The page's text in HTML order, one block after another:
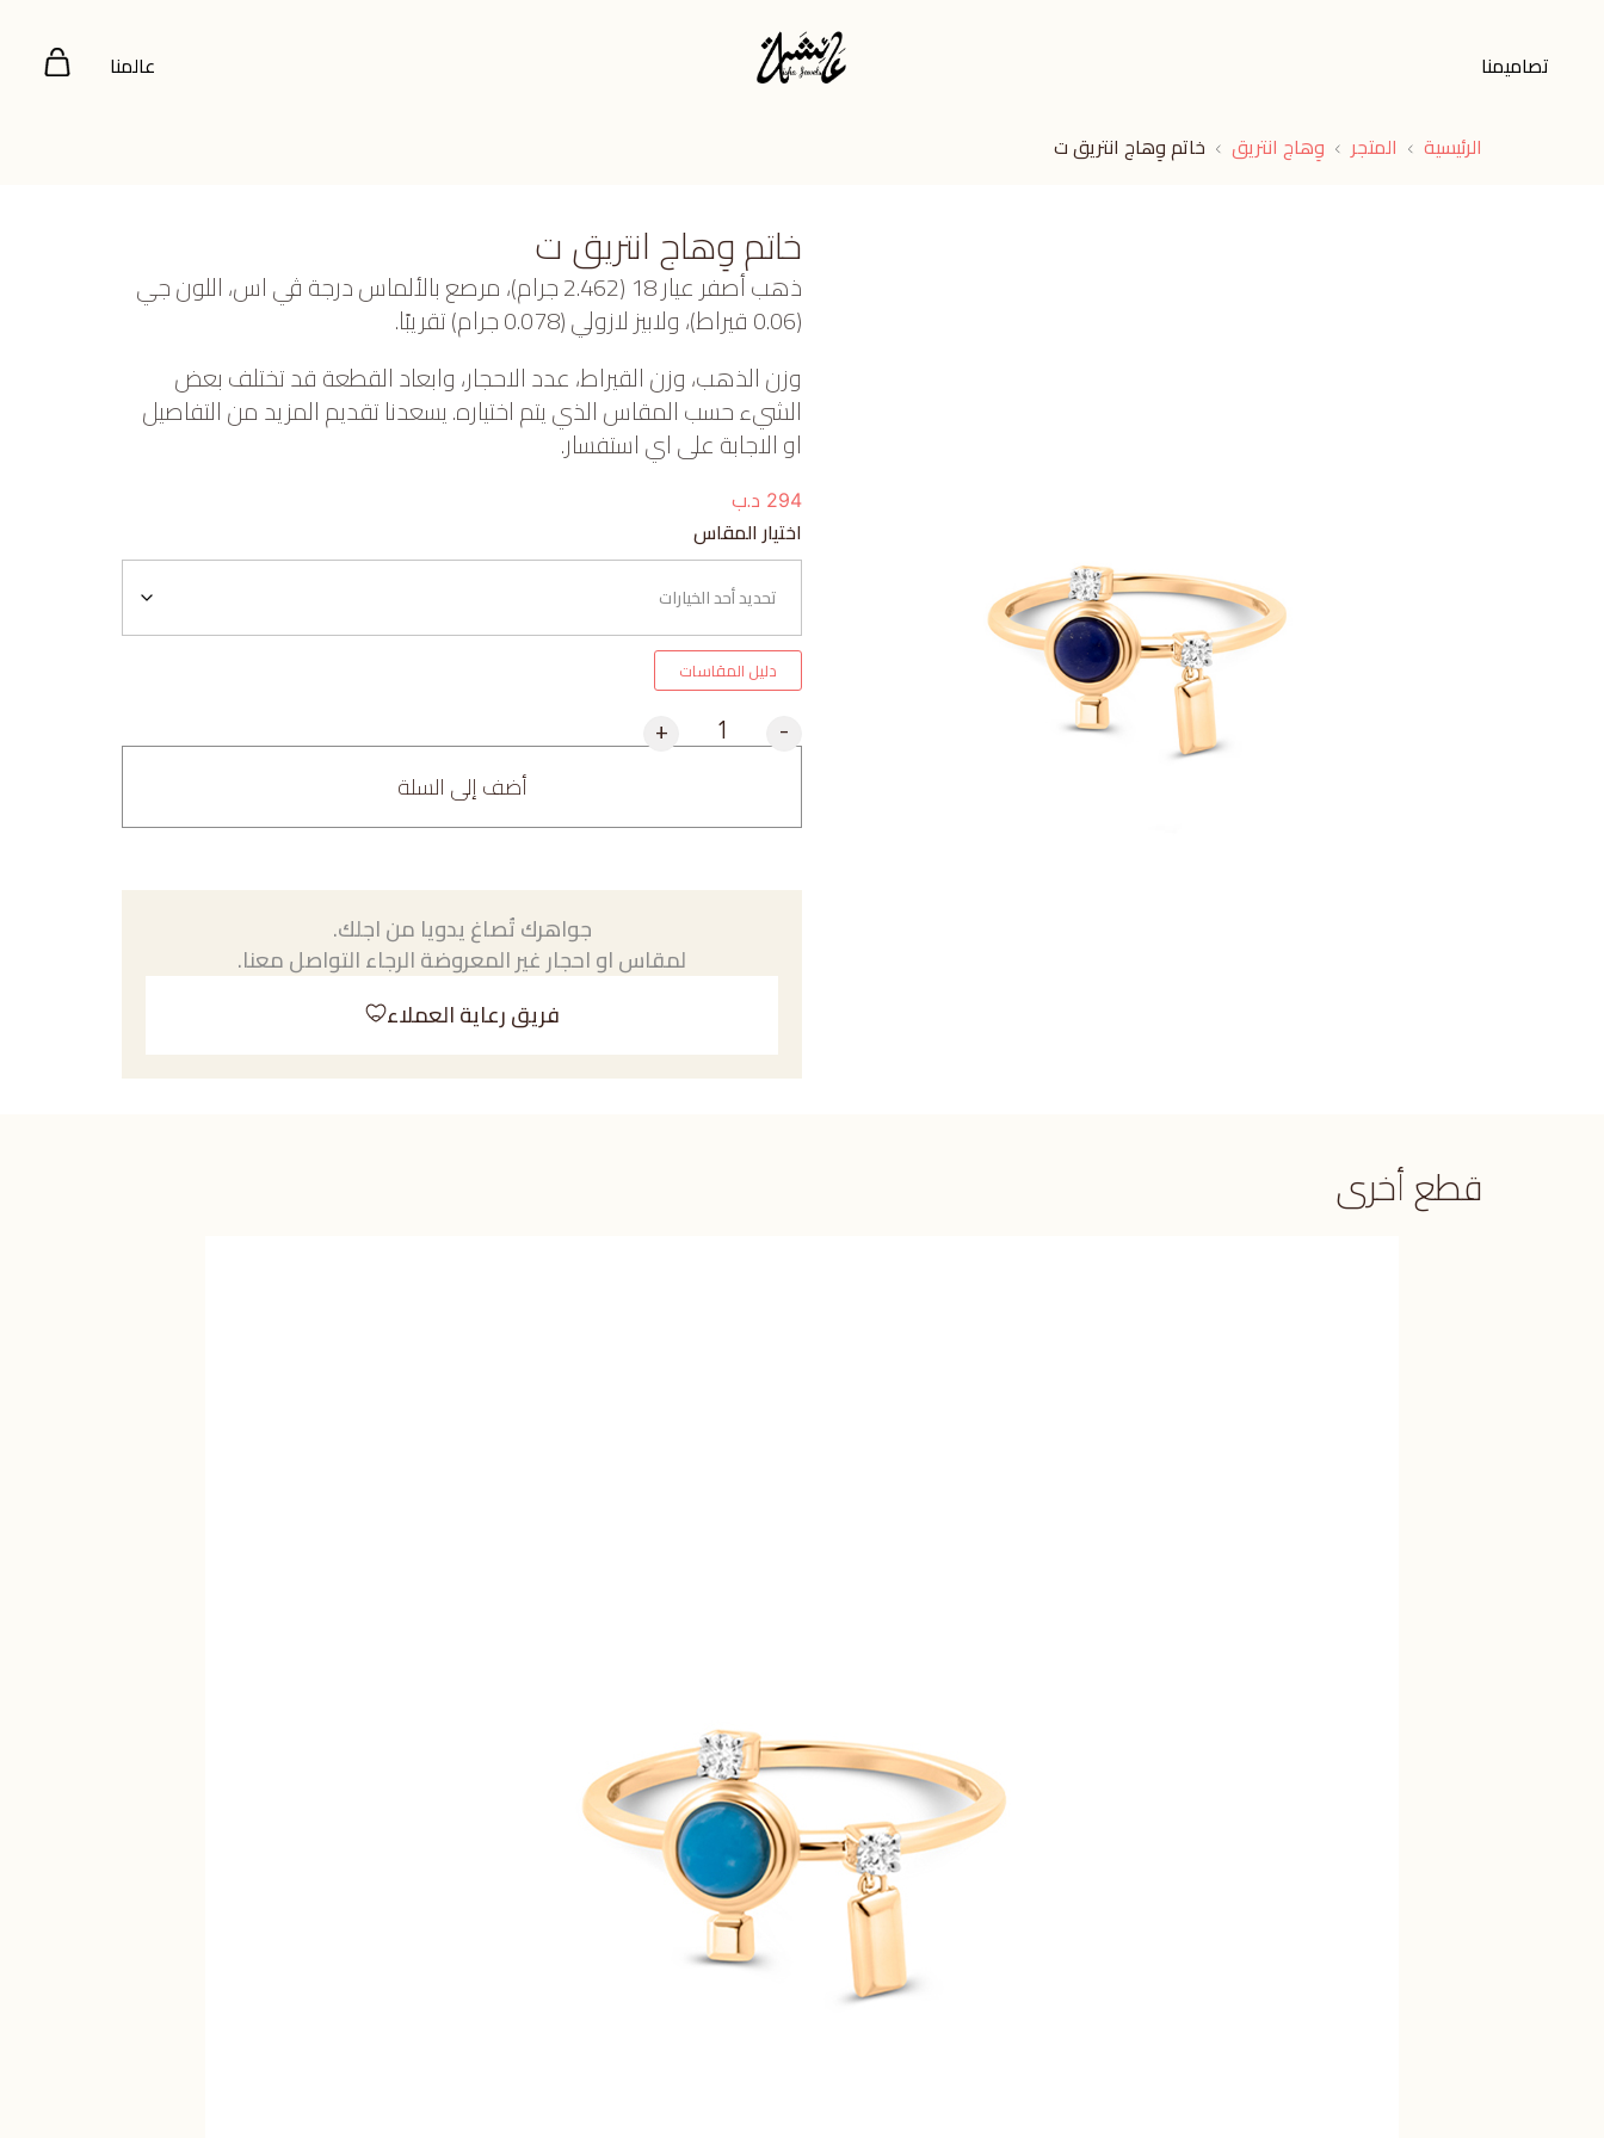
تصاميمنا عالمنا
الرئيسية المتجر وِهاج انتريق خاتم وِهاج انتريق ت
خاتم وِهاج انتريق ت
ذهب أصفر عيار 18 (2.462 جرام)، مرصع بالألماس درجة ڤي اس، اللون جي
(0.06 قيراط)، ولابيز لازولي (0.078 جرام) تقريبًا.
وزن الذهب، وزن القيراط، عدد الاحجار، وابعاد القطعة قد تختلف بعض
الشيء حسب المقاس الذي يتم اختياره. يسعدنا تقديم المزيد من التفاصيل
او الاجابة على اي استفسار.
294 د.ب
اختيار المقاس
دليل المقاسات
-
+
أضف إلى السلة
جواهرك تُصاغ يدويا من اجلك.
لمقاس او احجار غير المعروضة الرجاء التواصل معنا.
فريق رعاية العملاء
قطع أخرى